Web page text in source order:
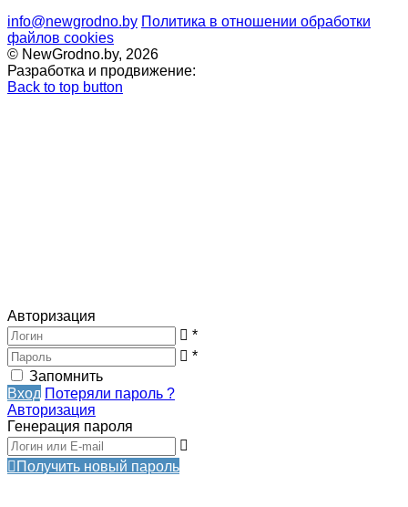
info@newgrodno.by Политика в отношении обработки
файлов cookies
© NewGrodno.by, 2026
Разработка и продвижение:
Back to top button
Авторизация
*
*
Запомнить
Вход Потеряли пароль ?
Авторизация
Генерация пароля
Получить новый пароль